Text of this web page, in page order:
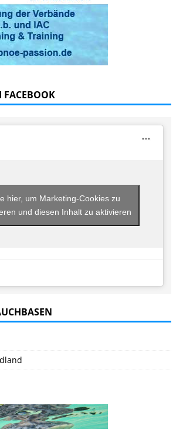
FACEBOOK
hier, um Marketing-Cookies zu
und diesen Inhalt zu aktivieren